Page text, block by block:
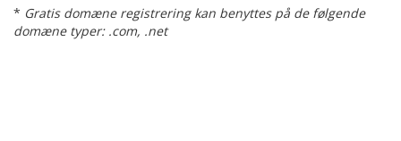
* Gratis domæne registrering kan benyttes på de følgende
domæne typer: .com, .net